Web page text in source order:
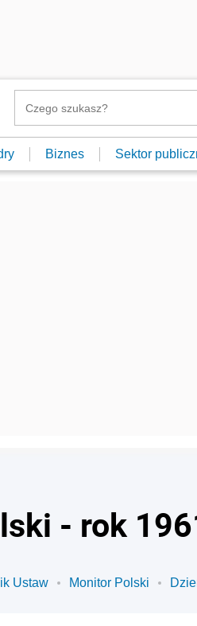
Biznes Sektor
- rok
Ustaw Monitor Polski